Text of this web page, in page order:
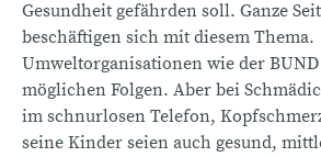
Gesundheit gefährden soll. Ganze
beschäftigen sich mit diesem Thema.
Umweltorganisationen wie der
möglichen Folgen. Aber bei
im schnurlosen Telefon,
seine Kinder seien auch gesund,